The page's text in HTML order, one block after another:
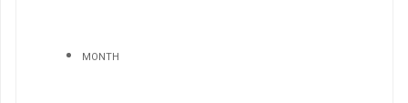
MONTH